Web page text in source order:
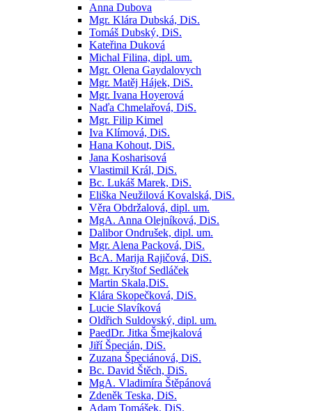
Anna Dubova
Mgr. Klára Dubská, DiS.
Tomáš Dubský, DiS.
Kateřina Duková
Michal Filina, dipl. um.
Mgr. Olena Gaydalovych
Mgr. Matěj Hájek, DiS.
Mgr. Ivana Hoyerová
Naďa Chmelařová, DiS.
Mgr. Filip Kimel
Iva Klímová, DiS.
Hana Kohout, DiS.
Jana Kosharisová
Vlastimil Král, DiS.
Bc. Lukáš Marek, DiS.
Eliška Neužilová Kovalská, DiS.
Věra Obdržalová, dipl. um.
MgA. Anna Olejníková, DiS.
Dalibor Ondrušek, dipl. um.
Mgr. Alena Packová, DiS.
BcA. Marija Rajičová, DiS.
Mgr. Kryštof Sedláček
Martin Skala,DiS.
Klára Skopečková, DiS.
Lucie Slavíková
Oldřich Suldovský, dipl. um.
PaedDr. Jitka Šmejkalová
Jiří Špecián, DiS.
Zuzana Špeciánová, DiS.
Bc. David Štěch, DiS.
MgA. Vladimíra Štěpánová
Zdeněk Teska, DiS.
Adam Tomášek, DiS.